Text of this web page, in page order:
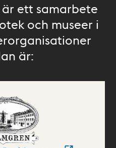
ett samarbete
och museer i
är: